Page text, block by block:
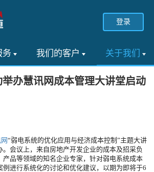
登录
务 我们的客户 关于我们
办慧讯网成本管理大讲堂启动
“弱电系统的优化应用与经济成本控制”主题大讲
。会议上，来自房地产开发企业的成本及招采负
产品等领域的知名企业专家，针对弱电系统成本
例进行系统化的讨论和优化建议，以期为即将于6